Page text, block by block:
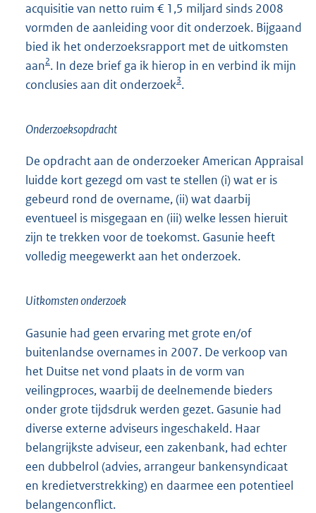
acquisitie van netto ruim € 1,5 miljard sinds 2008
vormden de aanleiding voor dit onderzoek. Bijgaand
bied ik het onderzoeksrapport met de uitkomsten
aan2. In deze brief ga ik hierop in en verbind ik mijn
conclusies aan dit onderzoek3.
Onderzoeksopdracht
De opdracht aan de onderzoeker American Appraisal
luidde kort gezegd om vast te stellen (i) wat er is
gebeurd rond de overname, (ii) wat daarbij
eventueel is misgegaan en (iii) welke lessen hieruit
zijn te trekken voor de toekomst. Gasunie heeft
volledig meegewerkt aan het onderzoek.
Uitkomsten onderzoek
Gasunie had geen ervaring met grote en/of
buitenlandse overnames in 2007. De verkoop van
het Duitse net vond plaats in de vorm van
veilingproces, waarbij de deelnemende bieders
onder grote tijdsdruk werden gezet. Gasunie had
diverse externe adviseurs ingeschakeld. Haar
belangrijkste adviseur, een zakenbank, had echter
een dubbelrol (advies, arrangeur bankensyndicaat
en kredietverstrekking) en daarmee een potentieel
belangenconflict.